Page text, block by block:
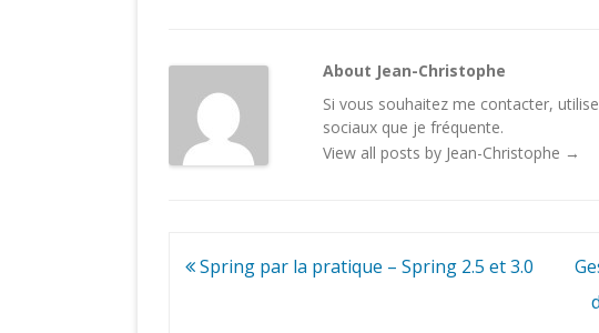
About Jean-Christophe
Si vous souhaitez me contacter,
sociaux que je fréquente.
View all posts by Jean-Christophe →
Navigation
Spring par la pratique – Spring 2.5 et 3.0